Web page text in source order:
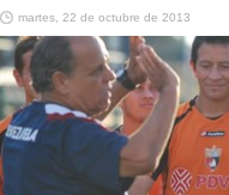
martes, 22 de octubre de 2013